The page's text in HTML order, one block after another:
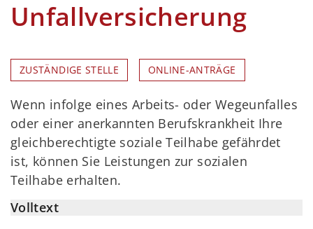
Unfallversicherung
ZUSTÄNDIGE STELLE ONLINE-ANTRÄGE
Wenn infolge eines Arbeits- oder Wegeunfalles
oder einer anerkannten Berufskrankheit Ihre
gleichberechtigte soziale Teilhabe gefährdet
ist, können Sie Leistungen zur sozialen
Teilhabe erhalten.
Volltext